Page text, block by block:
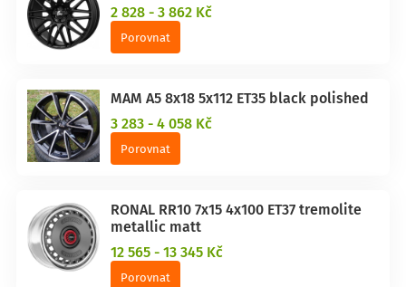
2 828 - 3 862 Kč
Porovnat
MAM A5 8x18 5x112 ET35 black polished
3 283 - 4 058 Kč
Porovnat
RONAL RR10 7x15 4x100 ET37 tremolite
metallic matt
12 565 - 13 345 Kč
Porovnat